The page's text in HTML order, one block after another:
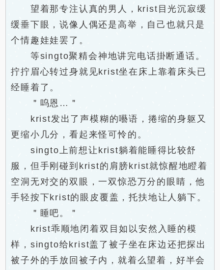
望着那专注认真的男人，krist目光沉寂缓
缓垂下眼，说像人偶还是高举，自己也就只是
个情趣娃娃罢了。
等singto聚精会神地讲完电话掛断通话。
拧拧眉心转过身就见krist坐在床上靠着床头已
经睡着了。
＂呜恩…＂
krist发出了声模糊的囈语，捲缩的身躯又
更缩小几分，看起来怪可怜的。
singto上前想让krist躺着能睡得比较舒
服，但手刚碰到krist的肩膀krist就惊醒地瞪着
空洞无对交的双眼，一双惊恐万分的眼睛，他
手轻按下krist的眼皮覆盖，托扶地让人躺下。
＂睡吧。＂
krist乖顺地闭着双目如以安然入睡的模
样，singto给krist盖了被子坐在床边还把探出
被子外的手放回被子内，就着么望着，好半会